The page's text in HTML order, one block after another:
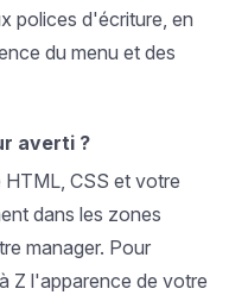
polices d'écriture, en
du menu et des
averti ?
CSS et votre
dans les zones
manager. Pour
Z l'apparence de votre